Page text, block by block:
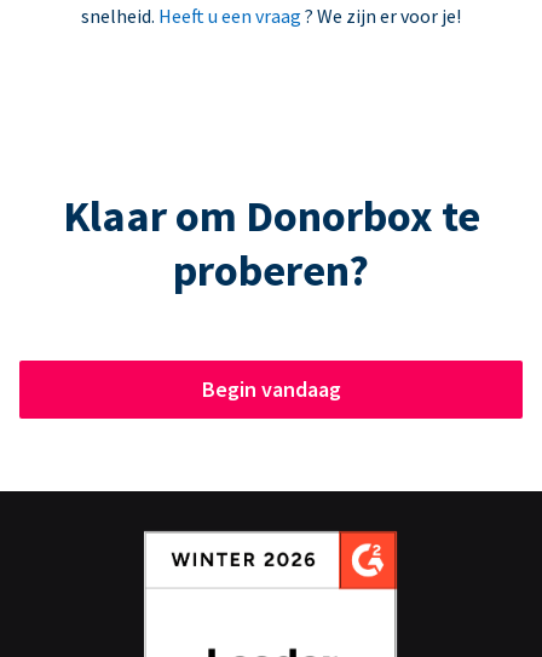
snelheid. Heeft u een vraag ? We zijn er voor je!
Klaar om Donorbox te
proberen?
Begin vandaag